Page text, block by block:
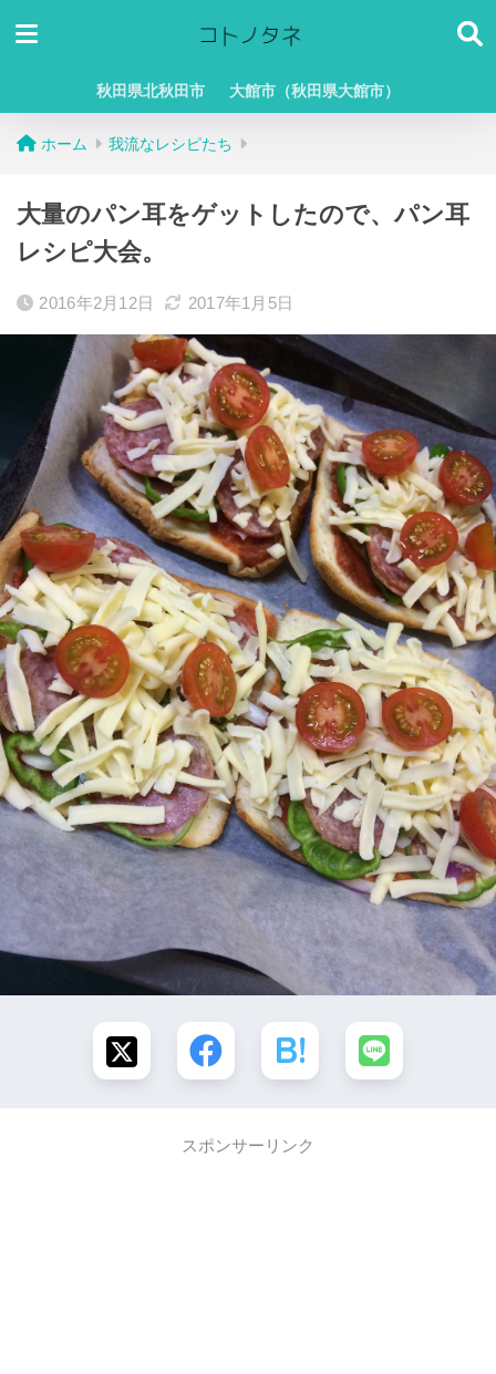
秋田県北秋田市 大館市（秋田県大館市）
ホーム 我流なレシピたち
大量のパン耳をゲットしたので、パン耳
レシピ大会。
2016年2月12日 2017年1月5日
スポンサーリンク